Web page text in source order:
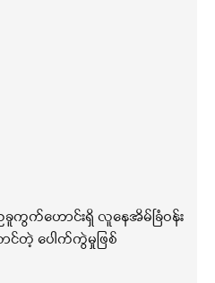
ကွက်ဟောင်းရှိ လူနေအိမ်ခြံဝန်း
တဲ့ ပေါက်ကွဲမှုဖြစ်